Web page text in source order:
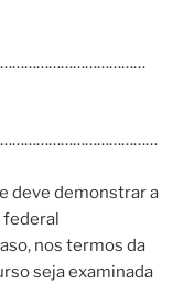
deve demonstrar a
federal
nos termos da
seja examinada